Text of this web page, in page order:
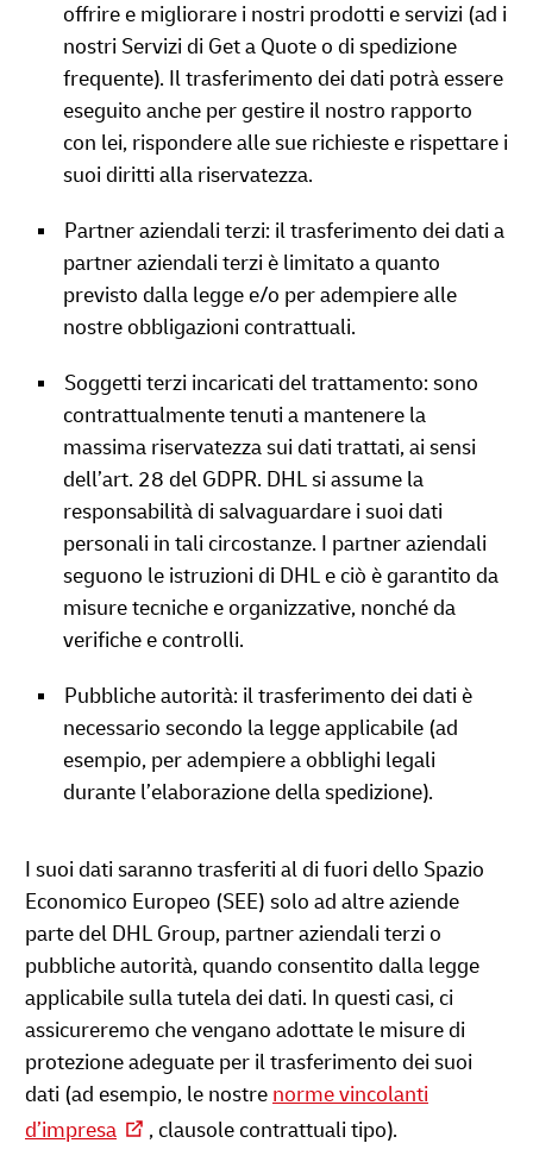
offrire e migliorare i nostri prodotti e servizi (ad i
nostri Servizi di Get a Quote o di spedizione
frequente). Il trasferimento dei dati potrà essere
eseguito anche per gestire il nostro rapporto
con lei, rispondere alle sue richieste e rispettare i
suoi diritti alla riservatezza.
Partner aziendali terzi: il trasferimento dei dati a
partner aziendali terzi è limitato a quanto
previsto dalla legge e/o per adempiere alle
nostre obbligazioni contrattuali.
Soggetti terzi incaricati del trattamento: sono
contrattualmente tenuti a mantenere la
massima riservatezza sui dati trattati, ai sensi
dell’art. 28 del GDPR. DHL si assume la
responsabilità di salvaguardare i suoi dati
personali in tali circostanze. I partner aziendali
seguono le istruzioni di DHL e ciò è garantito da
misure tecniche e organizzative, nonché da
verifiche e controlli.
Pubbliche autorità: il trasferimento dei dati è
necessario secondo la legge applicabile (ad
esempio, per adempiere a obblighi legali
durante l’elaborazione della spedizione).
I suoi dati saranno trasferiti al di fuori dello Spazio
Economico Europeo (SEE) solo ad altre aziende
parte del DHL Group, partner aziendali terzi o
pubbliche autorità, quando consentito dalla legge
applicabile sulla tutela dei dati. In questi casi, ci
assicureremo che vengano adottate le misure di
protezione adeguate per il trasferimento dei suoi
dati (ad esempio, le nostre norme vincolanti
d’impresa
, clausole contrattuali tipo).